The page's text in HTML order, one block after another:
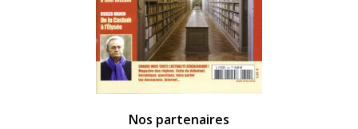
Nos partenaires